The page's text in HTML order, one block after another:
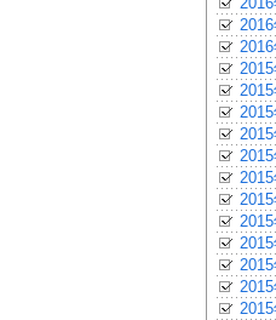
2016
2016
2015
2015
2015
2015
2015
2015
2015
2015
2015
2015
2015
2015